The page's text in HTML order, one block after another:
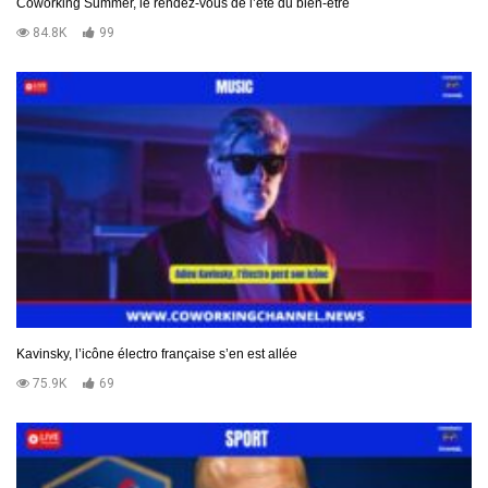
Coworking Summer, le rendez-vous de l’été du bien-être
84.8K
99
Kavinsky, l’icône électro française s’en est allée
75.9K
69